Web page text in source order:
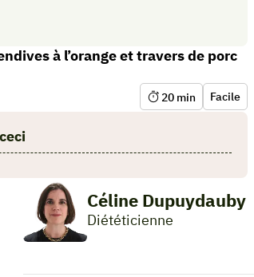
à l’orange et travers de porc
20 min Facile
Céline Dupuydauby
Diététicienne